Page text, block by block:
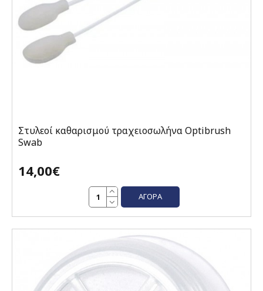
Στυλεοί καθαρισμού τραχειοσωλήνα Optibrush
Swab
14,00€
ΑΓΟΡΆ